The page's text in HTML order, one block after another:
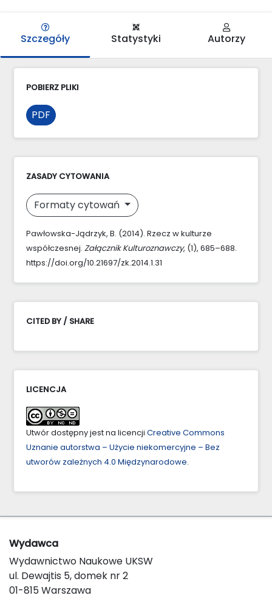
Szczegóły Statystyki Autorzy
POBIERZ PLIKI
PDF
ZASADY CYTOWANIA
Formaty cytowań
Pawłowska-Jądrzyk, B. (2014). Rzecz w kulturze
współczesnej. Załącznik Kulturoznawczy, (1), 685–688.
https://doi.org/10.21697/zk.2014.1.31
CITED BY / SHARE
LICENCJA
Utwór dostępny jest na licencji Creative Commons
Uznanie autorstwa – Użycie niekomercyjne – Bez
utworów zależnych 4.0 Międzynarodowe.
Wydawca
Wydawnictwo Naukowe UKSW
ul. Dewajtis 5, domek nr 2
01-815 Warszawa